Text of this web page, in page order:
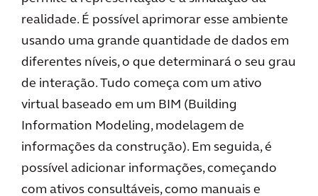
realidade. É possível aprimorar esse ambiente
usando uma grande quantidade de dados em
diferentes níveis, o que determinará o seu grau
de interação. Tudo começa com um ativo
virtual baseado em um BIM (Building
Information Modeling, modelagem de
informações da construção). Em seguida, é
possível adicionar informações, começando
com ativos consultáveis, como manuais e